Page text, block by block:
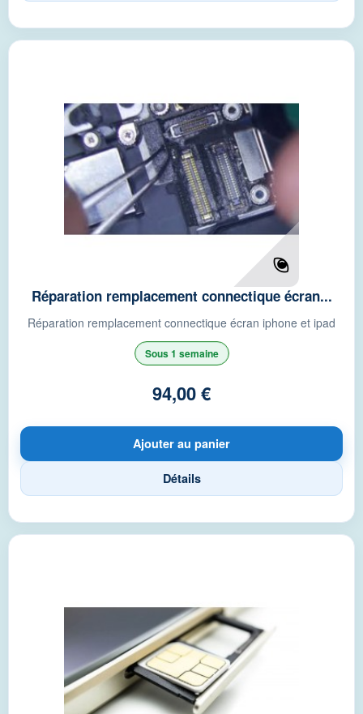
Réparation remplacement connectique écran...
Réparation remplacement connectique écran iphone et ipad
Sous 1 semaine
94,00 €
Ajouter au panier
Détails